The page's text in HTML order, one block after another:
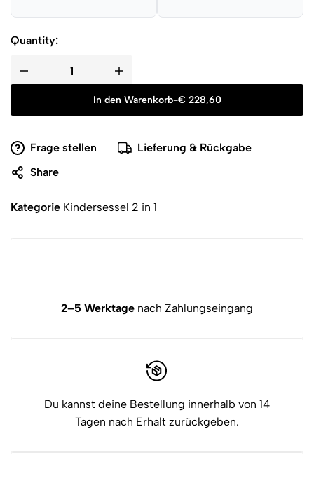
Quantity:
In den Warenkorb-€ 228,60
Frage stellen
Lieferung & Rückgabe
Share
Kategorie Kindersessel 2 in 1
2–5 Werktage nach Zahlungseingang
Du kannst deine Bestellung innerhalb von 14
Tagen nach Erhalt zurückgeben.